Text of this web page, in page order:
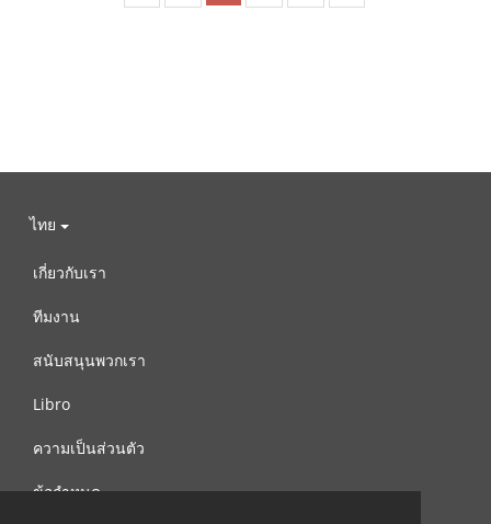
ไทย
เกี่ยวกับเรา
ทีมงาน
สนับสนุนพวกเรา
Libro
ความเป็นส่วนตัว
ข้อกำหนด